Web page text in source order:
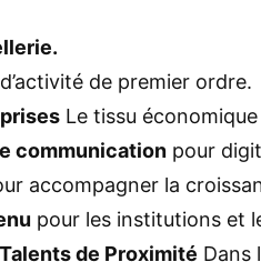
de premier ordre.
Le tissu
communication pour
accompagner la
pour les institutions et
de Proximité Dans